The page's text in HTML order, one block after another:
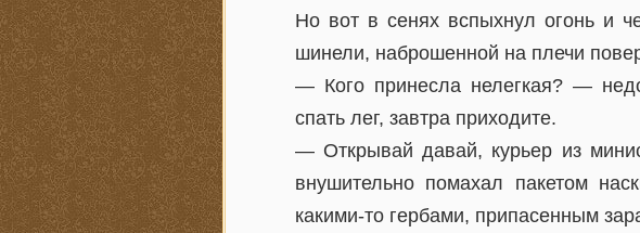
Но вот в сенях вспыхнул огонь и
шинели, наброшенной на плечи
— Кого принесла нелегкая? —
спать лег, завтра приходите.
— Открывай давай, курьер из
внушительно помахал пакетом
какими-то гербами, припасенным